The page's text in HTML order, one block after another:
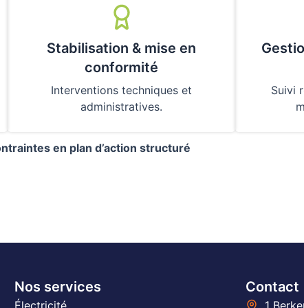
Stabilisation & mise en
conformité
Interventions techniques et
administratives.
Suivi
en plan d’action structuré
Nos services Contact